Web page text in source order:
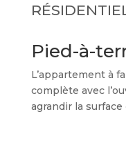
Pied-à-
L’appartement à
complète avec
agrandir la surface